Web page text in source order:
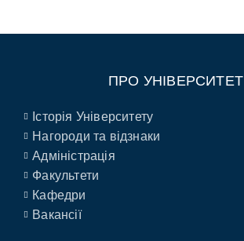
ПРО УНІВЕРСИТЕТ
Історія Університету
Нагороди та відзнаки
Адміністрація
Факультети
Кафедри
Вакансії